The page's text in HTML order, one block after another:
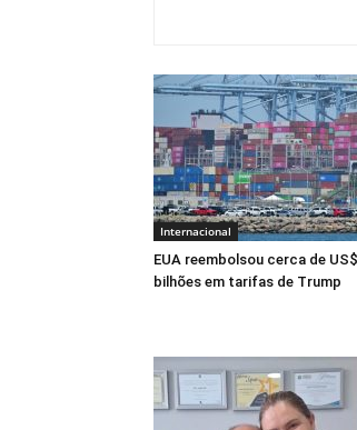
Internacional
EUA reembolsou cerca de
bilhões em tarifas de Trump